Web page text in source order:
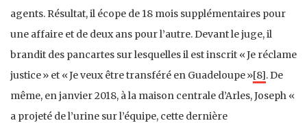
agents. Résultat, il écope de 18 mois supplémentaires pour
une affaire et de deux ans pour l’autre. Devant le juge, il
brandit des pancartes sur lesquelles il est inscrit « Je réclame
justice » et « Je veux être transféré en Guadeloupe »[8]. De
même, en janvier 2018, à la maison centrale d’Arles, Joseph «
a projeté de l’urine sur l’équipe, cette dernière